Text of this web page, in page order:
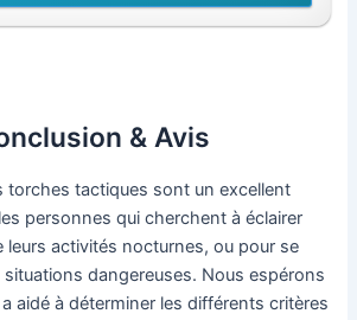
& Avis
torches tactiques sont un excellent
personnes qui cherchent à éclairer
leurs activités nocturnes, ou pour se
dangereuses. Nous espérons
aidé à déterminer les différents critères